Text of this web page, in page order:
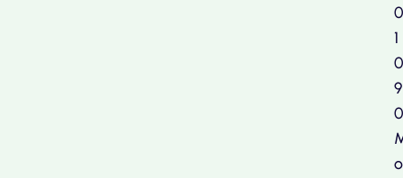
0
1
0
9
0
o